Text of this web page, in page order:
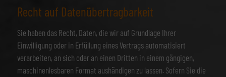
Recht auf Daten­übertrag­barkeit
Sie haben das Recht, Daten, die wir auf Grundlage Ihrer
Einwilligung oder in Erfüllung eines Vertrags automatisiert
verarbeiten, an sich oder an einen Dritten in einem gängigen,
maschinenlesbaren Format aushändigen zu lassen. Sofern Sie die